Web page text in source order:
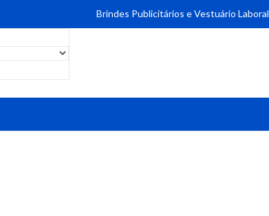
Brindes Publicitários e Vestuário Laboral